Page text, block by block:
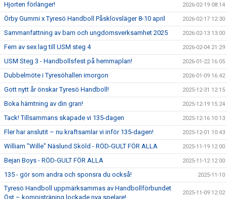
Hjorten förlänger! 2026-02-19 08:14
Örby Gummi x Tyresö Handboll Påsklovsläger 8-10 april 2026-02-17 12:30
Sammanfattning av barn och ungdomsverksamhet 2025 2026-02-13 13:00
Fem av sex lag till USM steg 4 2026-02-04 21:29
USM Steg 3 - Handbollsfest på hemmaplan! 2026-01-22 16:05
Dubbelmöte i Tyresöhallen imorgon 2026-01-09 16:42
Gott nytt år önskar Tyresö Handboll! 2025-12-31 12:15
Boka hämtning av din gran! 2025-12-19 15:24
Tack! Tillsammans skapade vi 135-dagen 2025-12-16 10:13
Fler har anslutit – nu kraftsamlar vi inför 135-dagen! 2025-12-01 10:43
William "Wille" Näslund Sköld - RÖD-GULT FÖR ALLA 2025-11-19 12:00
Bejan Boys - RÖD-GULT FÖR ALLA 2025-11-12 12:00
135 - gör som andra och sponsra du också! 2025-11-10
Tyresö Handboll uppmärksammas av Handbollförbundet
Öst – kompisträning lockade nya spelare!
2025-11-09 12:02